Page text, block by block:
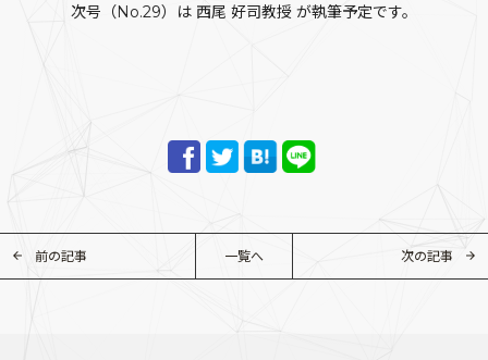
次号（No.29）は 西尾 好司教授 が執筆予定です。
前の記事 一覧へ 次の記事